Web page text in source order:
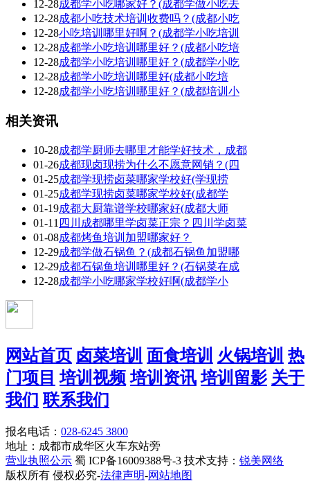
12-28成都学小吃哪家好？(成都学做小吃去
12-28成都小吃技术培训收费吗？(成都小吃
12-28小吃培训哪里好啊？(成都学小吃培训
12-28成都学小吃培训哪里好？(成都小吃培
12-28成都学小吃培训哪里好？(成都学小吃
12-28成都学小吃培训哪里好(成都小吃培
12-28成都学小吃培训哪里好？(成都培训小
相关资讯
10-28成都学厨师去哪里才能学好技术，成都
01-26成都现卤现捞为什么不愿意网销？(四
01-25成都学现捞卤菜哪家学校好(学现捞
01-25成都学现捞卤菜哪家学校好(成都学
01-19成都大厨靠谱学校哪家好(成都大师
01-11 四川成都哪里学卤菜正宗？四川学卤菜
01-08成都烤鱼培训加盟哪家好？
12-29成都学做石锅鱼？(成都石锅鱼加盟哪
12-29成都石锅鱼培训哪里好？(石锅菜在成
12-28成都学小吃哪家学校好啊(成都学小
网站首页 卤菜培训 面食培训 火锅培训 热
门项目 培训视频 培训资讯 培训留影 关于
我们 联系我们
报名电话： 028-6245 3800
地址：成都市成华区火车东站旁
营业执照公示 蜀 ICP备16009388号-3 技术支持： 锐美网络
版权所有 侵权必究-法律声明-网站地图